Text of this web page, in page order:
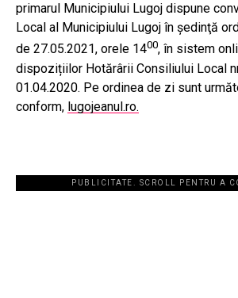
primarul Municipiului Lugoj dispune
Local al Municipiului Lugoj în ședinţă
de 27.05.2021, orele 1400, în sistem
dispozițiilor Hotărârii Consiliului Local
01.04.2020. Pe ordinea de zi sunt
conform, lugojeanul.ro.
PUBLICITATE. SCROLL PENTRU A